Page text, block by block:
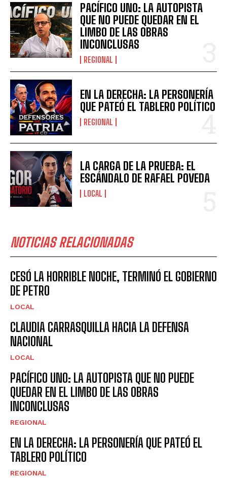
PACÍFICO UNO: LA AUTOPISTA
QUE NO PUEDE QUEDAR EN EL
LIMBO DE LAS OBRAS
INCONCLUSAS
REGIONAL
EN LA DERECHA: LA PERSONERÍA
QUE PATEÓ EL TABLERO POLÍTICO
REGIONAL
LA CARGA DE LA PRUEBA: EL
ESCÁNDALO DE RAFAEL POVEDA
LOCAL
NOTICIAS RELACIONADAS
CESÓ LA HORRIBLE NOCHE, TERMINÓ EL GOBIERNO
DE PETRO
LOCAL
CLAUDIA CARRASQUILLA HACIA LA DEFENSA
NACIONAL
LOCAL
PACÍFICO UNO: LA AUTOPISTA QUE NO PUEDE
QUEDAR EN EL LIMBO DE LAS OBRAS
INCONCLUSAS
REGIONAL
EN LA DERECHA: LA PERSONERÍA QUE PATEÓ EL
TABLERO POLÍTICO
REGIONAL